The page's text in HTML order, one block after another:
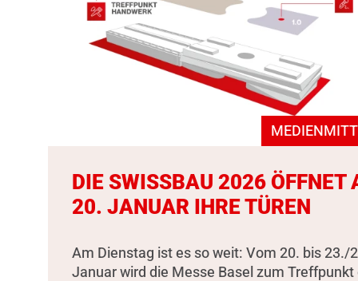
DIE SWISSBAU 2026 ÖFFNET
20. JANUAR IHRE TÜREN
Am Dienstag ist es so weit: Vom 20. bis 23./
Januar wird die Messe Basel zum Treffpunkt